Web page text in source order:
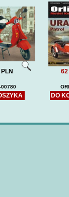
PLN
00780
62
DO